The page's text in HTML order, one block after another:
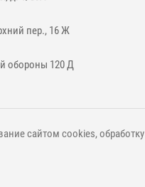
пер., 16 Ж
обороны 120 Д
сайтом cookies, обработку